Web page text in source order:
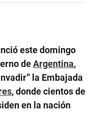
este domingo
deArgentina,
la Embajada
, donde cientos de
en la nación